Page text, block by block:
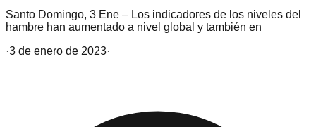
Santo Domingo, 3 Ene – Los indicadores de los niveles del
hambre han aumentado a nivel global y también en
·3 de enero de 2023·